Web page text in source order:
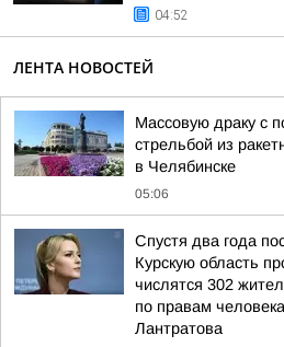
04:52
ЛЕНТА НОВОСТЕЙ
Массовую драку с
стрельбой из
в Челябинске
05:06
Спустя два года
Курскую область
числятся 302
по правам
Лантратова